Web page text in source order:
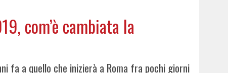
com’è cambiata la
fa a quello che inizierà a Roma fra pochi giorni